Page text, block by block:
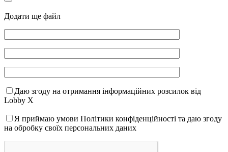
Додати ще файл
Даю згоду на отримання інформаційних розсилок від
Lobby X
Я приймаю умови Політики конфіденційності та даю згоду
на обробку своїх персональних даних